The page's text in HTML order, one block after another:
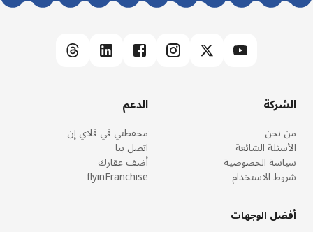
الشركة
من نحن
الأسئلة الشائعة
سياسة الخصوصية
شروط الاستخدام
الدعم
محفظتي في فلاي إن
اتصل بنا
أضف عقارك
flyinFranchise
أفضل الوجهات